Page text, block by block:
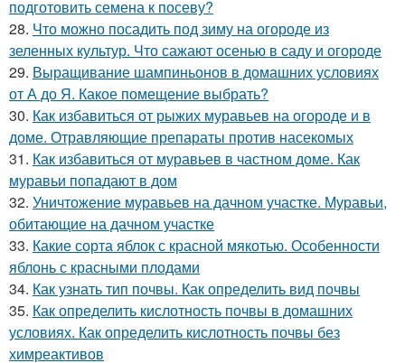
подготовить семена к посеву?
28. Что можно посадить под зиму на огороде из
зеленных культур. Что сажают осенью в саду и огороде
29. Выращивание шампиньонов в домашних условиях
от А до Я. Какое помещение выбрать?
30. Как избавиться от рыжих муравьев на огороде и в
доме. Отравляющие препараты против насекомых
31. Как избавиться от муравьев в частном доме. Как
муравьи попадают в дом
32. Уничтожение муравьев на дачном участке. Муравьи,
обитающие на дачном участке
33. Какие сорта яблок с красной мякотью. Особенности
яблонь с красными плодами
34. Как узнать тип почвы. Как определить вид почвы
35. Как определить кислотность почвы в домашних
условиях. Как определить кислотность почвы без
химреактивов